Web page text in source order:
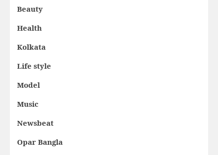
Beauty
Health
Kolkata
Life style
Model
Music
Newsbeat
Opar Bangla